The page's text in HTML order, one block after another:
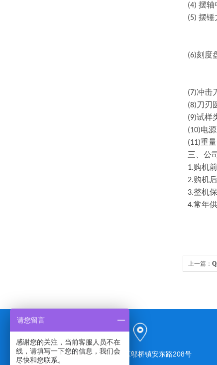
(4) 摆轴
(5) 摆锤
(6)刻度
0-
0-
(7)冲击
(8)刀刃
(9)试样
(10)电源
(11)重量
三、公
1.购机
2.购机
3.整机
4.常年
上一篇：
上海市奉贤区邬桥镇安东路208号
请您留言
感谢您的关注，当前客服人员不在
线，请填写一下您的信息，我们会
尽快和您联系。